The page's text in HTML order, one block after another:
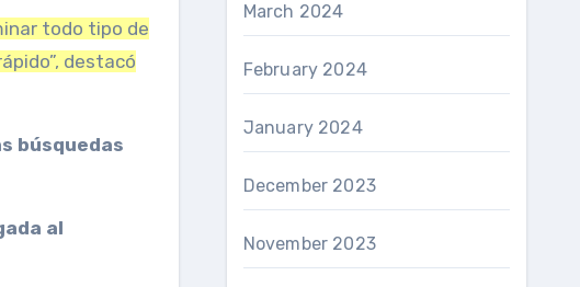
todo tipo de
destacó
búsquedas
al
March 2024
February 2024
January 2024
December 2023
November 2023